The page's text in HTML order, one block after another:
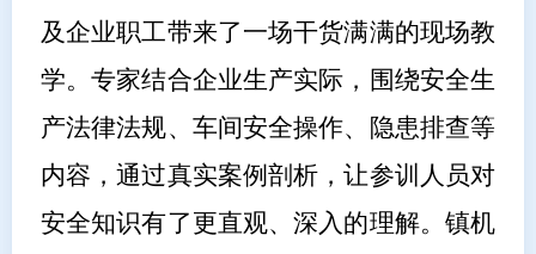
及企业职工带来了一场干货满满的现场教
学。专家结合企业生产实际，围绕安全生
产法律法规、车间安全操作、隐患排查等
内容，通过真实案例剖析，让参训人员对
安全知识有了更直观、深入的理解。镇机